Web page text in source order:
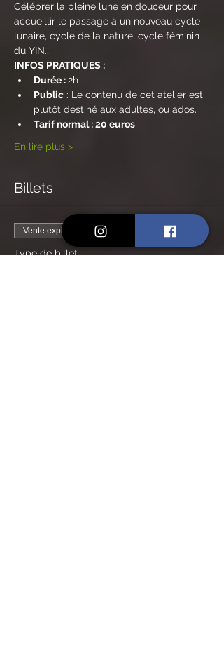
Célébrer la pleine lune en douceur pour
accueillir le passage à un nouveau cycle
lunaire, cycle de la nature, cycle féminin
du YIN...
INFOS PRATIQUES :
Durée : 2h
Public : Le contenu de cet atelier est
plutôt destiné aux adultes, ou ados.
Tarif normal : 20 euros
En lire plus >
Billets
Vente expirée
Type de billet